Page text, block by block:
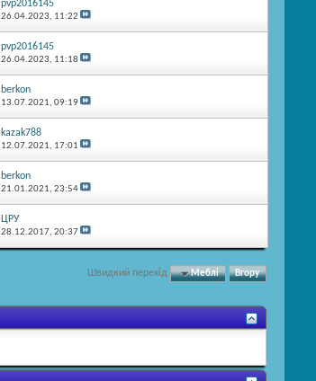
pvp2016145
26.04.2023, 11:22
pvp2016145
26.04.2023, 11:18
berkon
13.07.2021, 09:19
kazak788
12.07.2021, 17:01
berkon
21.01.2021, 23:54
ЦРУ
28.12.2017, 20:37
Швидкий перехід Меблі Вгору